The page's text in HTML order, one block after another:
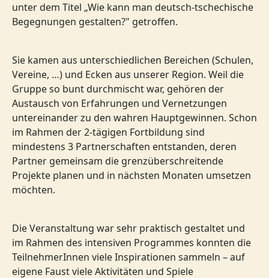
unter dem Titel „Wie kann man deutsch-tschechische
Begegnungen gestalten?" getroffen.
Sie kamen aus unterschiedlichen Bereichen (Schulen,
Vereine, …) und Ecken aus unserer Region. Weil die
Gruppe so bunt durchmischt war, gehören der
Austausch von Erfahrungen und Vernetzungen
untereinander zu den wahren Hauptgewinnen. Schon
im Rahmen der 2-tägigen Fortbildung sind
mindestens 3 Partnerschaften entstanden, deren
Partner gemeinsam die grenzüberschreitende
Projekte planen und in nächsten Monaten umsetzen
möchten.
Die Veranstaltung war sehr praktisch gestaltet und
im Rahmen des intensiven Programmes konnten die
TeilnehmerInnen viele Inspirationen sammeln – auf
eigene Faust viele Aktivitäten und Spiele